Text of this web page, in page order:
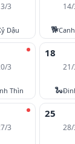
3
Dậu
14/
🐕
3
Thìn
18
21/
🐍
3
25
28/